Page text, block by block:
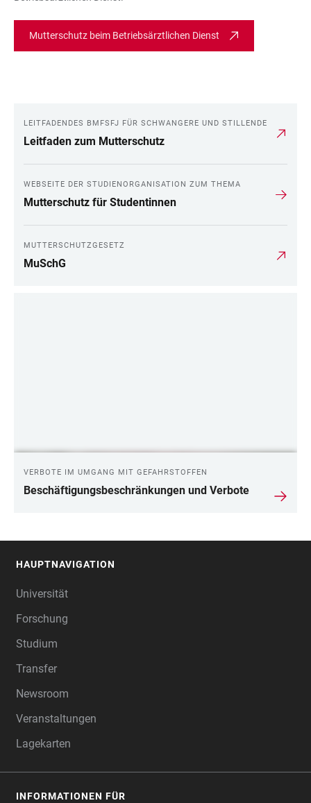
Mutterschutz beim Betriebsärztlichen Dienst
LINKS
LEITFADENDES BMFSFJ FÜR SCHWANGERE UND STILLENDE
Leitfaden zum Mutterschutz
WEBSEITE DER STUDIENORGANISATION ZUM THEMA
Mutterschutz für Studentinnen
MUTTERSCHUTZGESETZ
MuSchG
VERBOTE IM UMGANG MIT GEFAHRSTOFFEN
Beschäftigungsbeschränkungen und Verbote
HAUPTNAVIGATION
Universität
Forschung
Studium
Transfer
Newsroom
Veranstaltungen
Lagekarten
INFORMATIONEN FÜR